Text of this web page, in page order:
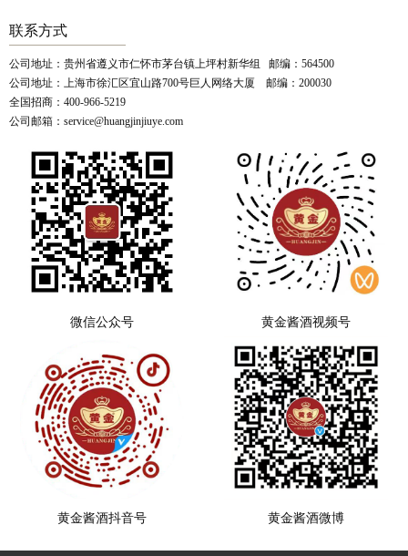
联系方式
公司地址：贵州省遵义市仁怀市茅台镇上坪村新华组 邮编：564500
公司地址：上海市徐汇区宜山路700号巨人网络大厦 邮编：200030
全国招商：400-966-5219
公司邮箱：service@huangjinjiuye.com
微信公众号 黄金酱酒视频号
黄金酱酒抖音号 黄金酱酒微博